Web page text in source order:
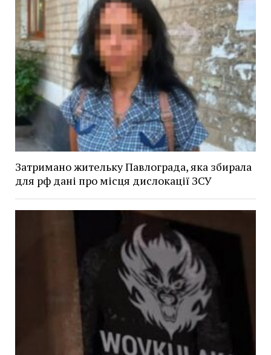
Затримано жительку Павлограда, яка збирала
для рф дані про місця дислокації ЗСУ